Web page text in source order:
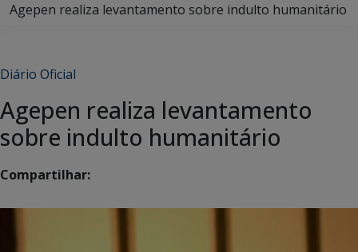
Agepen realiza levantamento sobre indulto humanitário
Diário Oficial
Agepen realiza levantamento
sobre indulto humanitário
Compartilhar: